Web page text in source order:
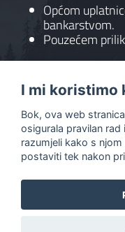
Općom
bankarstvom.
Pouzećem
KONTAKT
info@gaming-
I mi koristimo
Bok, ova web
osigurala pravilan
razumjeli kako s
postaviti tek nakon